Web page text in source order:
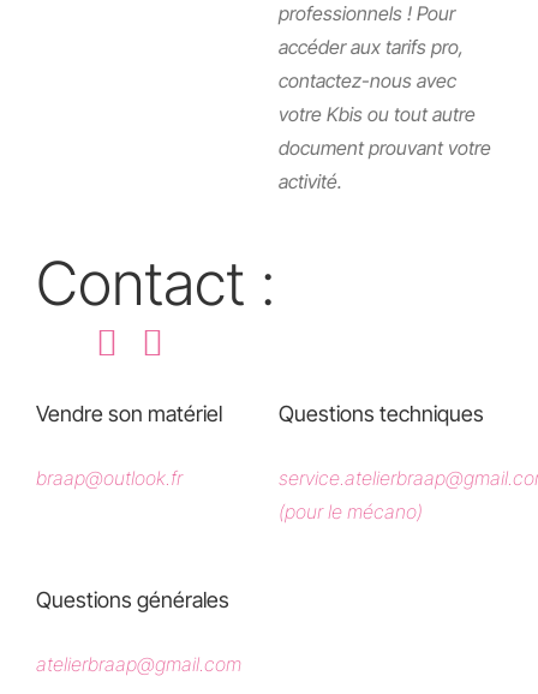
professionnels ! Pour
accéder aux tarifs pro,
contactez-nous avec
votre Kbis ou tout autre
document prouvant votre
activité.
Contact :
Vendre son matériel
braap@outlook.fr
Questions techniques
(pour le mécano)
Questions générales
atelierbraap@gmail.com